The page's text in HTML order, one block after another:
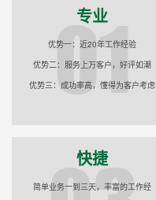
专业
优势一：近20年工作经验
优势二：服务上万客户，好评如潮
优势三：成功率高，懂得为客户考虑
快捷
简单业务一到三天，丰富的工作经